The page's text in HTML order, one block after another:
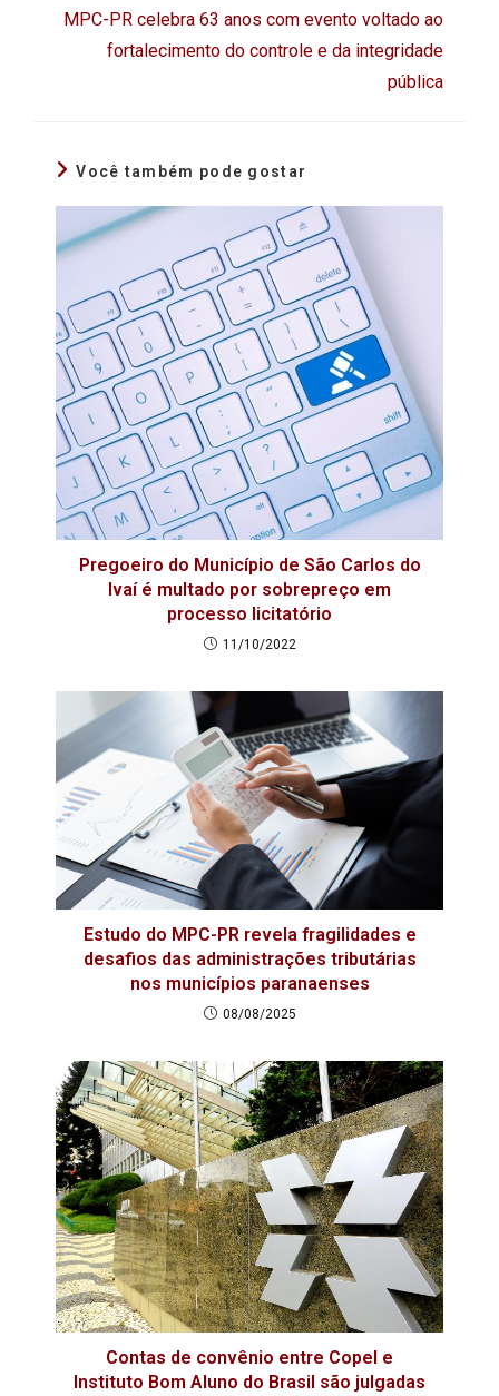
MPC-PR celebra 63 anos com evento voltado ao
fortalecimento do controle e da integridade
pública
Você também pode gostar
Pregoeiro do Município de São Carlos do
Ivaí é multado por sobrepreço em
processo licitatório
11/10/2022
Estudo do MPC-PR revela fragilidades e
desafios das administrações tributárias
nos municípios paranaenses
08/08/2025
Contas de convênio entre Copel e
Instituto Bom Aluno do Brasil são julgadas